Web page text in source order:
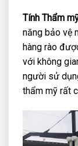
Tính Thẩm
năng bảo vệ
hàng rào
với không
người sử
thẩm mỹ rất